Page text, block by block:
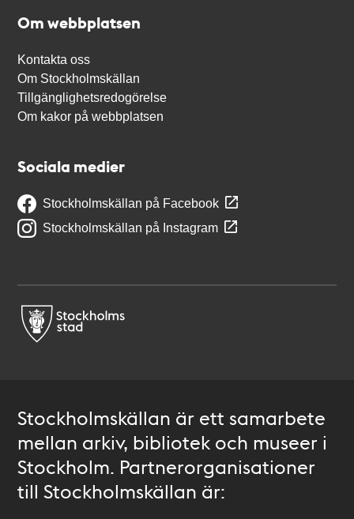
Om webbplatsen
Kontakta oss
Om Stockholmskällan
Tillgänglighetsredogörelse
Om kakor på webbplatsen
Sociala medier
Stockholmskällan på Facebook
Stockholmskällan på Instagram
Stockholmskällan är ett samarbete
mellan arkiv, bibliotek och museer i
Stockholm. Partnerorganisationer
till Stockholmskällan är: